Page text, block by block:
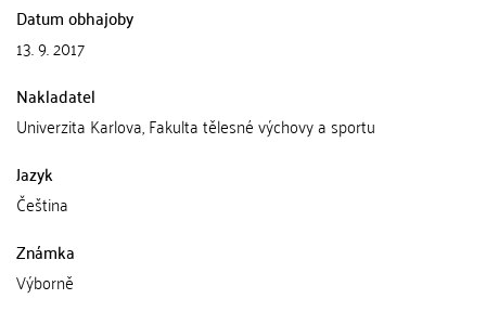
Datum obhajoby
13. 9. 2017
Nakladatel
Univerzita Karlova, Fakulta tělesné výchovy a sportu
Jazyk
Čeština
Známka
Výborně